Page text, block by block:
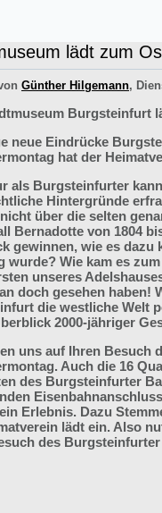
lädt zum
Günther Hilgemann,
Burgsteinfurt
neue Eindrücke
hat der
als Burgsteinfurter
Hintergründe
über die selten
Bernadotte von 1804
gewinnen, wie es dazu
wurde? Wie kam es
unseres
doch gesehen haben!
die westliche Welt
2000-jähriger
uns auf Ihren Besuch
Auch die 16
des Burgsteinfurter
Erlebnis. Dazu
lädt ein. Also
des